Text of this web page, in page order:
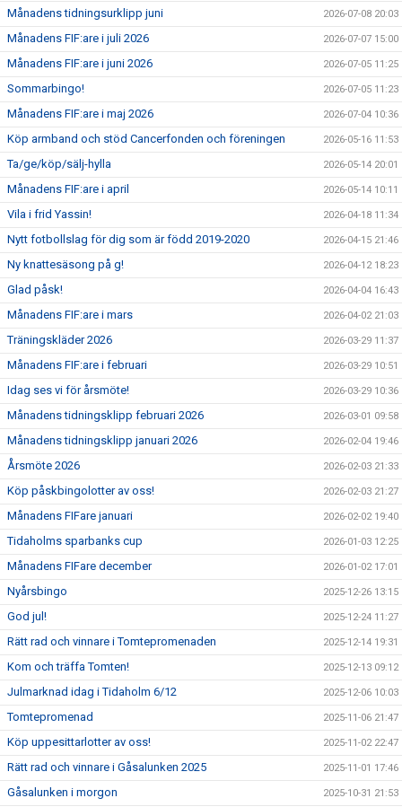
Månadens tidningsurklipp juni 2026-07-08 20:03
Månadens FIF:are i juli 2026 2026-07-07 15:00
Månadens FIF:are i juni 2026 2026-07-05 11:25
Sommarbingo! 2026-07-05 11:23
Månadens FIF:are i maj 2026 2026-07-04 10:36
Köp armband och stöd Cancerfonden och föreningen 2026-05-16 11:53
Ta/ge/köp/sälj-hylla 2026-05-14 20:01
Månadens FIF:are i april 2026-05-14 10:11
Vila i frid Yassin! 2026-04-18 11:34
Nytt fotbollslag för dig som är född 2019-2020 2026-04-15 21:46
Ny knattesäsong på g! 2026-04-12 18:23
Glad påsk! 2026-04-04 16:43
Månadens FIF:are i mars 2026-04-02 21:03
Träningskläder 2026 2026-03-29 11:37
Månadens FIF:are i februari 2026-03-29 10:51
Idag ses vi för årsmöte! 2026-03-29 10:36
Månadens tidningsklipp februari 2026 2026-03-01 09:58
Månadens tidningsklipp januari 2026 2026-02-04 19:46
Årsmöte 2026 2026-02-03 21:33
Köp påskbingolotter av oss! 2026-02-03 21:27
Månadens FIFare januari 2026-02-02 19:40
Tidaholms sparbanks cup 2026-01-03 12:25
Månadens FIFare december 2026-01-02 17:01
Nyårsbingo 2025-12-26 13:15
God jul! 2025-12-24 11:27
Rätt rad och vinnare i Tomtepromenaden 2025-12-14 19:31
Kom och träffa Tomten! 2025-12-13 09:12
Julmarknad idag i Tidaholm 6/12 2025-12-06 10:03
Tomtepromenad 2025-11-06 21:47
Köp uppesittarlotter av oss! 2025-11-02 22:47
Rätt rad och vinnare i Gåsalunken 2025 2025-11-01 17:46
Gåsalunken i morgon 2025-10-31 21:53